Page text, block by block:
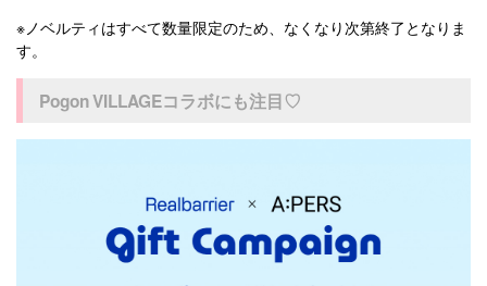
※ノベルティはすべて数量限定のため、なくなり次第終了となりま
す。
Pogon VILLAGEコラボにも注目♡